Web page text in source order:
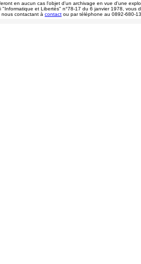
en aucun cas l'objet d'un archivage en vue d'une
et Libertés" n°78-17 du 6 janvier 1978,
nous contactant à contact ou par téléphone au 0892-680-